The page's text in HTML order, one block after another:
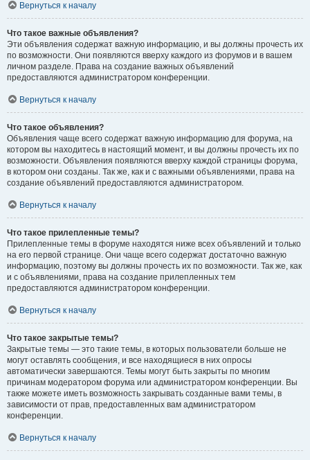
Вернуться к началу
Что такое важные объявления?
Эти объявления содержат важную информацию, и вы должны прочесть их
по возможности. Они появляются вверху каждого из форумов и в вашем
личном разделе. Права на создание важных объявлений
предоставляются администратором конференции.
Вернуться к началу
Что такое объявления?
Объявления чаще всего содержат важную информацию для форума, на
котором вы находитесь в настоящий момент, и вы должны прочесть их по
возможности. Объявления появляются вверху каждой страницы форума,
в котором они созданы. Так же, как и с важными объявлениями, права на
создание объявлений предоставляются администратором.
Вернуться к началу
Что такое прилепленные темы?
Прилепленные темы в форуме находятся ниже всех объявлений и только
на его первой странице. Они чаще всего содержат достаточно важную
информацию, поэтому вы должны прочесть их по возможности. Так же, как
и с объявлениями, права на создание прилепленных тем
предоставляются администратором конференции.
Вернуться к началу
Что такое закрытые темы?
Закрытые темы — это такие темы, в которых пользователи больше не
могут оставлять сообщения, и все находящиеся в них опросы
автоматически завершаются. Темы могут быть закрыты по многим
причинам модератором форума или администратором конференции. Вы
также можете иметь возможность закрывать созданные вами темы, в
зависимости от прав, предоставленных вам администратором
конференции.
Вернуться к началу